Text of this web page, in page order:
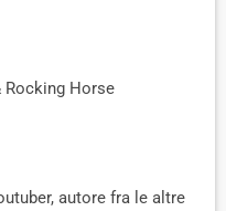
Rocking Horse
autore fra le altre